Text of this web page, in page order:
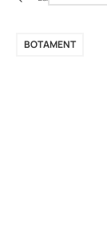
BOTAMENT